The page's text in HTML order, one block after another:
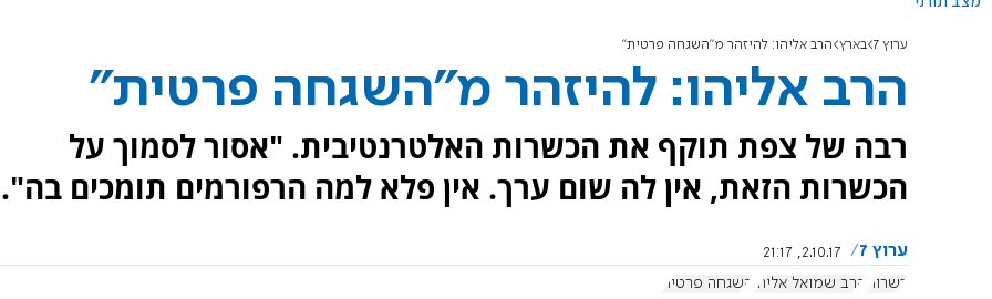
ערוץ 7 בארץ הרב אליהו: להיזהר מ"השגחה פרטית"
הרב אליהו: להיזהר מ"השגחה פרטית"
רבה של צפת תוקף את הכשרות האלטרנטיבית. "אסור לסמוך על
הכשרות הזאת, אין לה שום ערך. אין פלא למה הרפורמים תומכים בה".
ערוץ 7
2.10.17, 21:17
כשרות
הרב שמואל אליהו השגחה פרטית